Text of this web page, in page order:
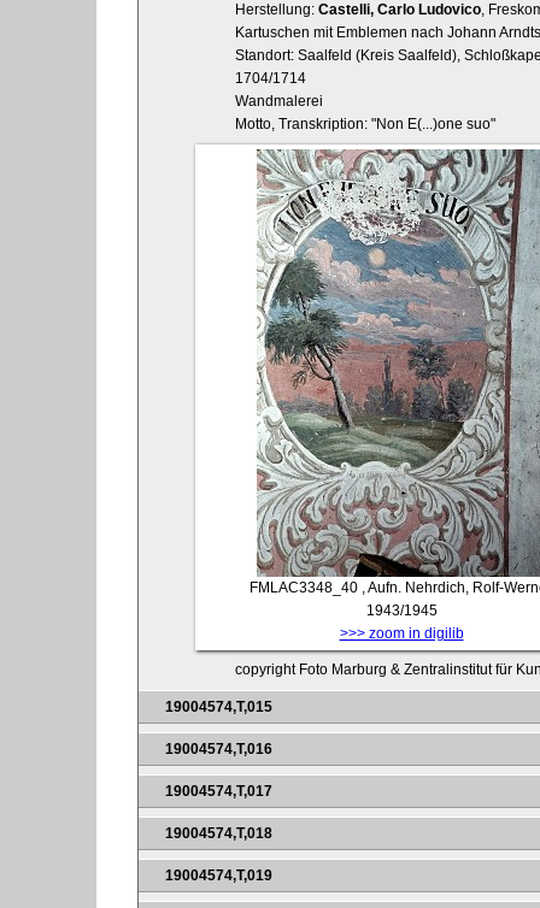
Herstellung: Castelli, Carlo Ludovico,
Kartuschen mit Emblemen nach Johann
Standort: Saalfeld (Kreis Saalfeld),
1704/1714
Wandmalerei
Motto, Transkription: "Non E(...)one suo"
FMLAC3348_40 , Aufn. Nehrdich, Rolf-
1943/1945
>>> zoom in digilib
copyright Foto Marburg & Zentralinstitut für
19004574,T,015
19004574,T,016
19004574,T,017
19004574,T,018
19004574,T,019